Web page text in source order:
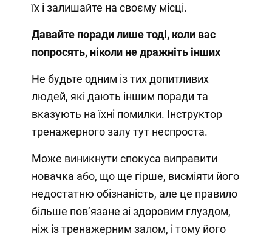
їх і залишайте на своєму місці.
Давайте поради лише тоді, коли вас
попросять, ніколи не дражніть інших
Не будьте одним із тих допитливих
людей, які дають іншим поради та
вказують на їхні помилки. Інструктор
тренажерного залу тут неспроста.
Може виникнути спокуса виправити
новачка або, що ще гірше, висміяти його
недостатню обізнаність, але це правило
більше пов’язане зі здоровим глуздом,
ніж із тренажерним залом, і тому його